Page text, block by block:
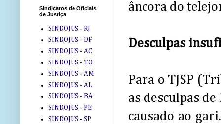
âncora do
Desculpas
Para o TJSP
as desculpas
causado ao
Sindicatos de Oficiais
de Justiça
SINDOJUS - RJ
SINDOJUS - DF
SINDOJUS - AC
SINDOJUS - TO
SINDOJUS - AM
SINDOJUS - AL
SINDOJUS - BA
SINDOJUS - PE
SINDOJUS - SP